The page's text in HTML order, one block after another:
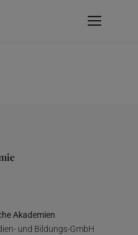
Akademien
und Bildungs-GmbH